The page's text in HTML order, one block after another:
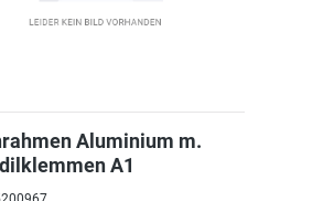
Aluminium m.
A1